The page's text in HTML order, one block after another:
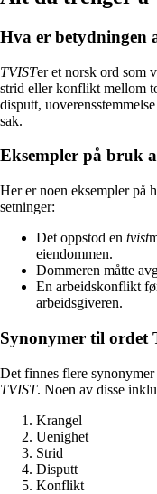
Hva er betydningen
TVISTer et norsk ord som
strid eller konflikt mellom
disputt,
sak.
Eksempler på bruk
Her er noen eksempler på
setninger:
Det oppstod en tvist
eiendommen.
Dommeren måtte
En arbeidskonflikt
arbeidsgiveren.
Synonymer til ordet
Det finnes flere
TVIST. Noen av disse
Krangel
Uenighet
Strid
Disputt
Konflikt